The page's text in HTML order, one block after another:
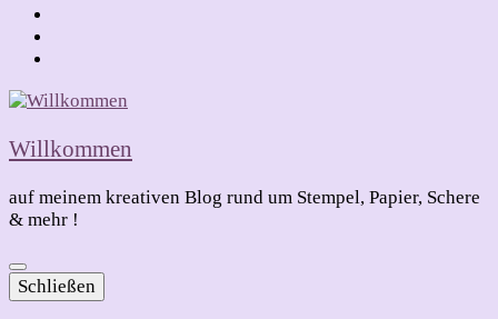
Willkommen
auf meinem kreativen Blog rund um Stempel, Papier, Schere
& mehr !
Schließen